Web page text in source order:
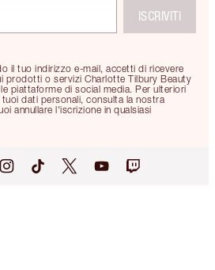
il tuo indirizzo e-mail, accetti di ricevere
prodotti o servizi Charlotte Tilbury Beauty
piattaforme di social media. Per ulteriori
dati personali, consulta la nostra
annullare l'iscrizione in qualsiasi
ISCRIVITI